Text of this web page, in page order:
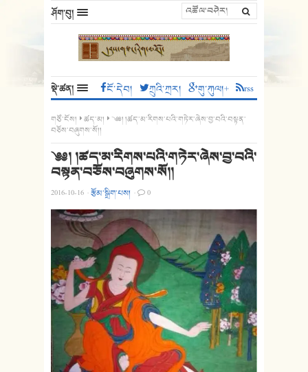
ཤོག་བུ།
སྡེ་ཚན། ངོ་དེབ། ཀྲུའི་ཀྲར། གུ་ཀུལ།+ rss
གཙོ་ངོས། ཚད་མ།
༄༅། །ཚད་མ་རིགས་པའི་གཏེར་ཞེས་བྱ་བའི་བསྟན་
བཅོས་བཞུགས་སོ།།
༄༅། །ཚད་མ་རིགས་པའི་གཏེར་ཞེས་བྱ་བའི་
བསྟན་བཅོས་བཞུགས་སོ།།
2016-10-16 ·རྩོམ་སྒྲིག་པས། · 0